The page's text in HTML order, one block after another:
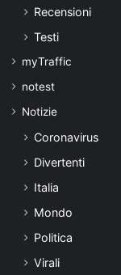
Recensioni
Testi
myTraffic
notest
Notizie
Coronavirus
Divertenti
Italia
Mondo
Politica
Virali